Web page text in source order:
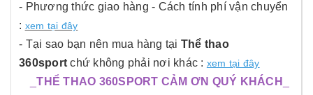
- Phương thức giao hàng - Cách tính phí vận chuyển
: xem tại đây
- Tại sao bạn nên mua hàng tại Thể thao
360sport chứ không phải nơi khác : xem tại đây
_THỂ THAO 360SPORT CẢM ƠN QUÝ KHÁCH